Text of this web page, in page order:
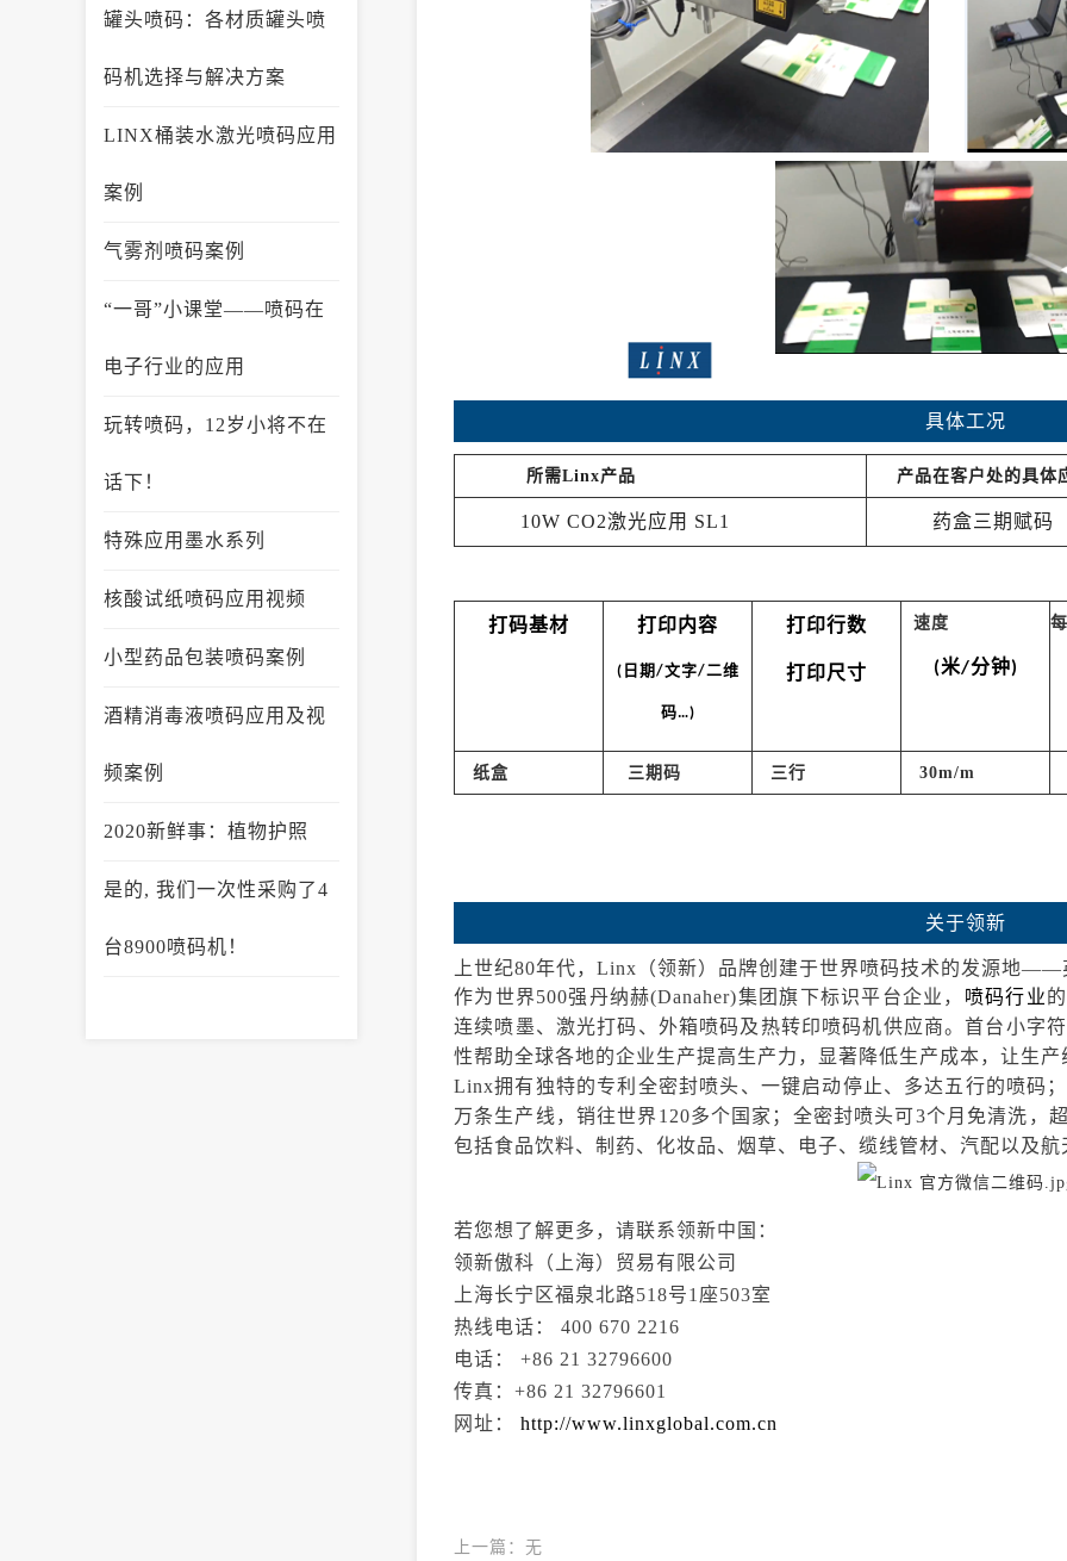
罐头喷码：各材质罐头喷
码机选择与解决方案
LINX桶装水激光喷码应用
案例
气雾剂喷码案例
“一哥”小课堂——喷码在
电子行业的应用
玩转喷码，12岁小将不在
话下！
特殊应用墨水系列
核酸试纸喷码应用视频
小型药品包装喷码案例
酒精消毒液喷码应用及视
频案例
2020新鲜事：植物护照
是的, 我们一次性采购了4
台8900喷码机！
具体工况
所需Linx产品 产品在客户处的具体
10W CO2激光应用 SL1 药盒三期赋码
打码基材 打印内容
( 日期/文字/二维
码…)
打印行数
打印尺寸
速度
(米/分钟)
纸盒 三期码 三行 30m/m
关于领新
上世纪80年代，Linx（领新）品牌创建于世界喷码技术的发源地——
作为世界500强丹纳赫(Danaher)集团旗下标识平台企业， 喷码行业
连续喷墨、激光打码、外箱喷码及热转印喷码机供应商。首台小字
性帮助全球各地的企业生产提高生产力，显著降低生产成本，让生产
Linx拥有独特的专利全密封喷头、一键启动停止、多达五行的喷码
万条生产线，销往世界120多个国家；全密封喷头可3个月免清洗，
包括食品饮料、制药、化妆品、烟草、 电子、缆线管材、汽配以及航
若您想了解更多，请联系领新中国：
领新傲科（上海）贸易有限公司
上海长宁区福泉北路518号1座503室
热线电话： 400 670 2216
电话： +86 21 32796600
传真：+86 21 32796601
网址： http://www.linxglobal.com.cn
上一篇： 无